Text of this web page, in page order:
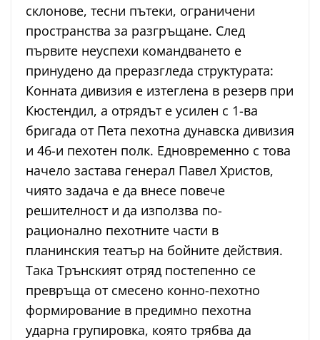
склонове, тесни пътеки, ограничени
пространства за разгръщане. След
първите неуспехи командването е
принудено да преразгледа структурата:
Конната дивизия е изтеглена в резерв при
Кюстендил, а отрядът е усилен с 1-ва
бригада от Пета пехотна дунавска дивизия
и 46-и пехотен полк. Едновременно с това
начело застава генерал Павел Христов,
чиято задача е да внесе повече
решителност и да използва по-
рационално пехотните части в
планинския театър на бойните действия.
Така Трънският отряд постепенно се
превръща от смесено конно-пехотно
формирование в предимно пехотна
ударна групировка, която трябва да